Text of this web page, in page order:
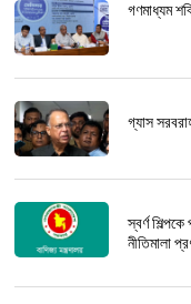
গণমাধ্যম
গ্যাস
স্বর্ণ
নীতিমালা